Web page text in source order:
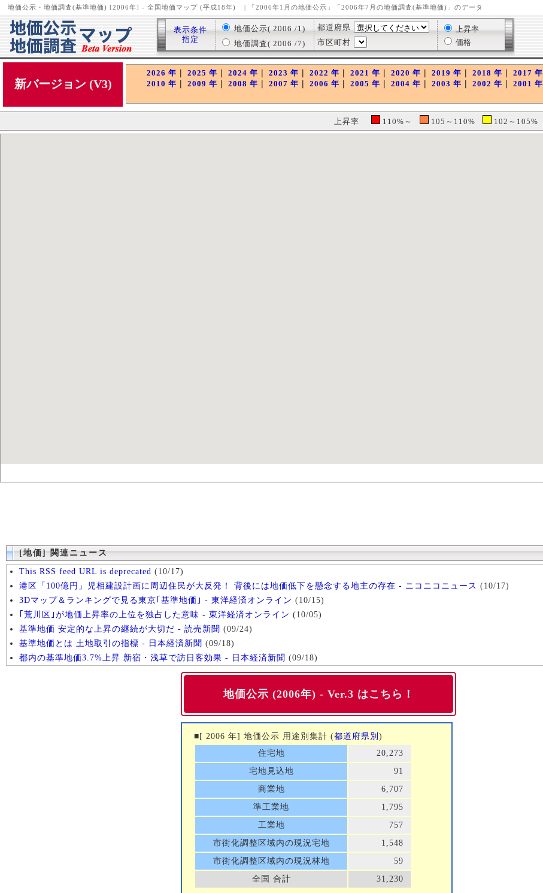
地価公示・地価調査(基準地価) [2006年] - 全国地価マップ (平成18年) | 「2006年1月の地価公示」「2006年7月の地価調査(基準地価)」のデータ
表示条件
指定
地価公示( 2006 /1) 都道府県
上昇率
価格
地価調査( 2006 /7) 市区町村
新バージョン (V3)
2026 年 2025 年 2024 年 2023 年 2022 年 2021 年 2020 年 2019 年 2018 年 2017 年
2010 年
2009 年 2008 年 2007 年 2006 年 2005 年 2004 年 2003 年 2002 年 2001 年
上昇率 110%～ 105～110% 102～105%
[地価] 関連ニュース
This RSS feed URL is deprecated (10/17)
港区「100億円」児相建設計画に周辺住民が大反発！ 背後には地価低下を懸念する地主の存在 - ニコニコニュース (10/17)
3Dマップ＆ランキングで見る東京｢基準地価｣ - 東洋経済オンライン (10/15)
｢荒川区｣が地価上昇率の上位を独占した意味 - 東洋経済オンライン (10/05)
基準地価 安定的な上昇の継続が大切だ - 読売新聞 (09/24)
基準地価とは 土地取引の指標 - 日本経済新聞 (09/18)
都内の基準地価3.7%上昇 新宿・浅草で訪日客効果 - 日本経済新聞 (09/18)
地価公示 (2006年) - Ver.3 はこちら！
■[ 2006 年] 地価公示 用途別集計 (都道府県別 )
住宅地
20,273
宅地見込地
91
商業地
6,707
準工業地
1,795
工業地
757
市街化調整区域内の現況宅地
1,548
市街化調整区域内の現況林地
59
全国 合計
31,230